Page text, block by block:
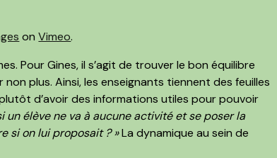
onVimeo.
Pour Gines, il s’agit de trouver le bon équilibre
plus. Ainsi, les enseignants tiennent des feuilles
d’avoir des informations utiles pour pouvoir
un élève ne va à aucune activité et se poser la
si on lui proposait ? »La dynamique au sein de